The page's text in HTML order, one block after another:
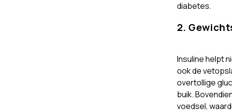
diabetes.
2.
Insuline helpt
ook de
overtollige
buik.
voedsel,